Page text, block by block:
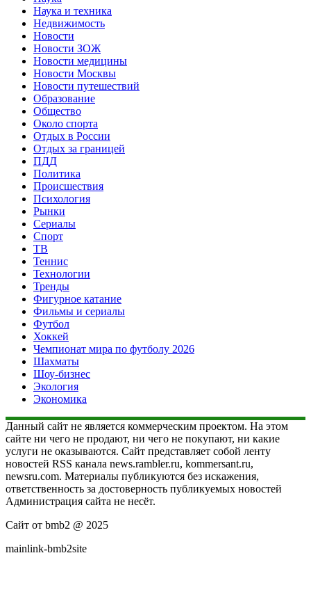
Наука и техника
Недвижимость
Новости
Новости ЗОЖ
Новости медицины
Новости Москвы
Новости путешествий
Образование
Общество
Около спорта
Отдых в России
Отдых за границей
ПДД
Политика
Происшествия
Психология
Рынки
Сериалы
Спорт
ТВ
Теннис
Технологии
Тренды
Фигурное катание
Фильмы и сериалы
Футбол
Хоккей
Чемпионат мира по футболу 2026
Шахматы
Шоу-бизнес
Экология
Экономика
Данный сайт не является коммерческим проектом. На этом
сайте ни чего не продают, ни чего не покупают, ни какие
услуги не оказываются. Сайт представляет собой ленту
новостей RSS канала news.rambler.ru, kommersant.ru,
newsru.com. Материалы публикуются без искажения,
ответственность за достоверность публикуемых новостей
Администрация сайта не несёт.
Сайт от bmb2 @ 2025
mainlink-bmb2site